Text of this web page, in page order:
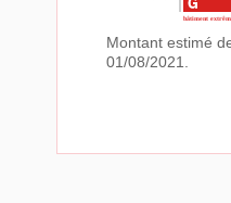
Montant estimé
01/08/2021.